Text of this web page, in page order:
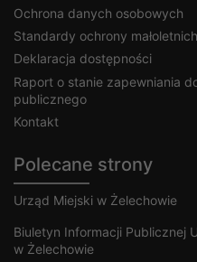
Ochrona danych osobowych
Standardy ochrony małoletnich
Deklaracja dostępności
Raport o stanie zapewniania
publicznego
Kontakt
Polecane strony
Urząd Miejski w Żelechowie
Biuletyn Informacji Publicznej
w Żelechowie